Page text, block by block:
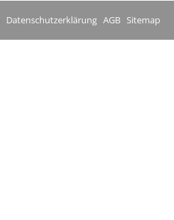
Datenschutzerklärung AGB Sitemap